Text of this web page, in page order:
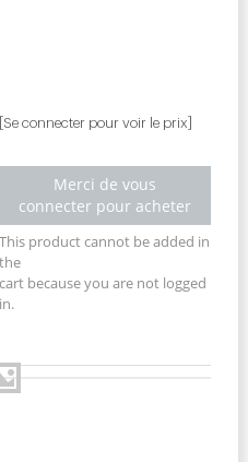
[Se connecter pour voir le prix]
Merci de vous
connecter pour acheter
This product cannot be added in
the
cart because you are not logged
in.